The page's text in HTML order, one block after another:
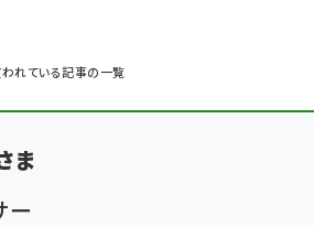
れている記事の一覧
ま
ー